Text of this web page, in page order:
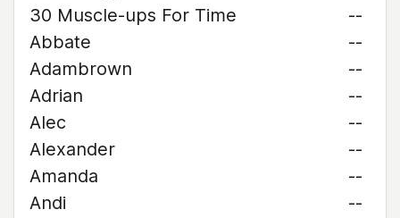
30 Muscle-ups For Time
--
Abbate
--
Adambrown
--
Adrian
--
Alec
--
Alexander
--
Amanda
--
Andi
--